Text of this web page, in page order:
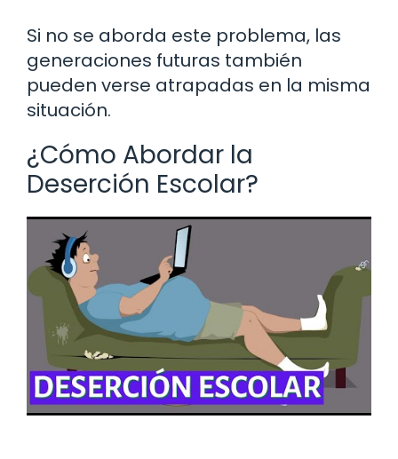
Si no se aborda este problema, las
generaciones futuras también
pueden verse atrapadas en la misma
situación.
¿Cómo Abordar la
Deserción Escolar?